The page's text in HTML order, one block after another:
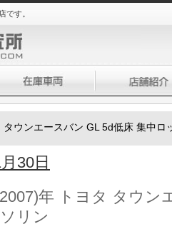
です。
ウンエースバン GL 5d低床 集中ロ
30日
年 トヨタ タウン
リン